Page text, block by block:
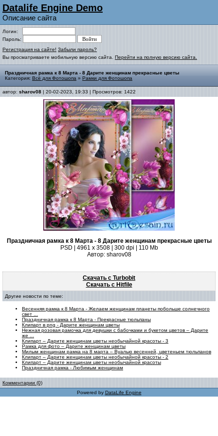
Datalife Engine Demo
Описание сайта
Логин:
Пароль:
Регистрация на сайте! Забыли пароль?
Вы просматриваете мобильную версию сайта. Перейти на полную версию сайта.
Праздничная рамка к 8 Марта - 8 Дарите женщинам прекрасные цветы
Категория: Всё для Фотошопа » Рамки для Фотошопа
автор: sharov08 | 20-02-2023, 19:33 | Просмотров: 1422
Праздничная рамка к 8 Марта - 8 Дарите женщинам прекрасные цветы
PSD | 4961 х 3508 | 300 dpi | 110 Mb
Автор: sharov08
Скачать с Turbobit
Скачать с Hitfile
Другие новости по теме:
Весенняя рамка к 8 Марта - Желаем женщинам планеты побольше солнечного
свет ...
Праздничная рамка к 8 Марта - Прекрасные тюльпаны
Клипарт в png - Дарите женщинам цветы
Нежная розовая рамочка для девушки с бабочками и букетом цветов – Дарите
же ...
Клипарт – Дарите женщинам цветы необычайной красоты - 3
Рамка для фото – Дарите женщинам цветы
Милым женщинам рамка на 8 марта – Вуалью весенней, цветеньем тюльпанов
Клипарт – Дарите женщинам цветы необычайной красоты - 2
Клипарт – Дарите женщинам цветы необычайной красоты
Праздничная рамка - Любимым женщинам
Комментарии (0)
Powered by DataLife Engine